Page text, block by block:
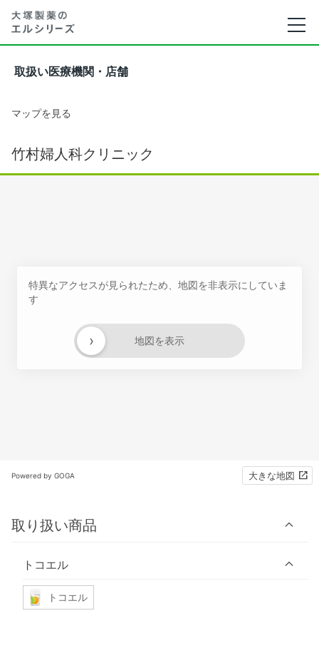
取扱い医療機関・店舗
マップを見る
竹村婦人科クリニック
特異なアクセスが見られたため、地図を非表示にしていま
す
地図を表示
›
Powered by GOGA 大きな地図
取り扱い商品
トコエル
トコエル